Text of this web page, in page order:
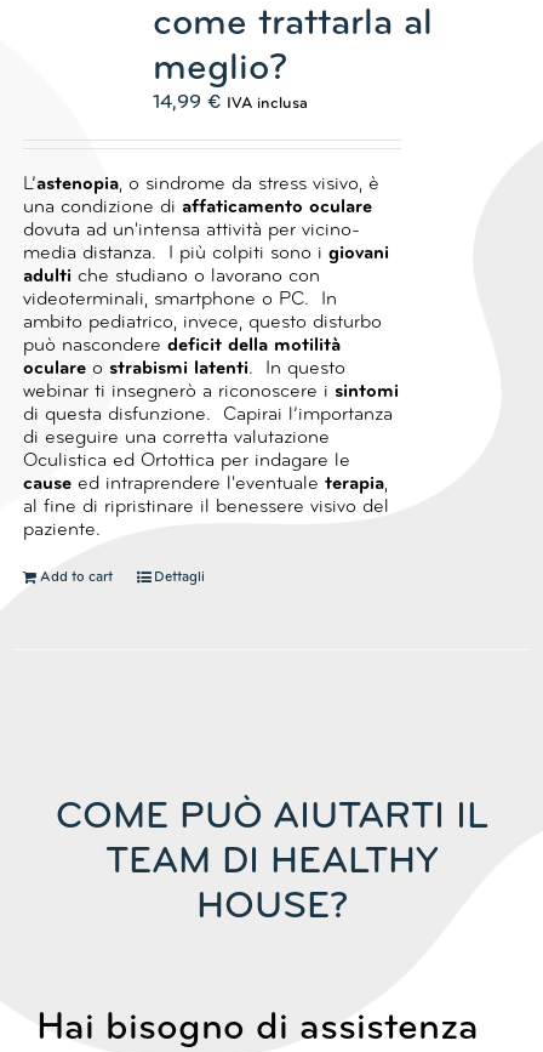
come trattarla al
meglio?
14,99 € IVA inclusa
L’astenopia, o sindrome da stress visivo, è
una condizione di affaticamento oculare
dovuta ad un'intensa attività per vicino-
media distanza.
I più colpiti sono i giovani
adulti che studiano o lavorano con
videoterminali, smartphone o PC.
In
ambito pediatrico, invece, questo disturbo
può nascondere deficit della motilità
oculareo strabismi latenti.
In questo
webinar ti insegnerò a riconoscere i sintomi
di questa disfunzione.
Capirai l’importanza
di eseguire una corretta valutazione
Oculistica ed Ortottica per indagare le
causeed intraprendere l'eventuale terapia,
al fine di ripristinare il benessere visivo del
paziente.
Add to cart Dettagli
COME PUÒ AIUTARTI IL
TEAM DI HEALTHY
HOUSE?
Hai bisogno di assistenza